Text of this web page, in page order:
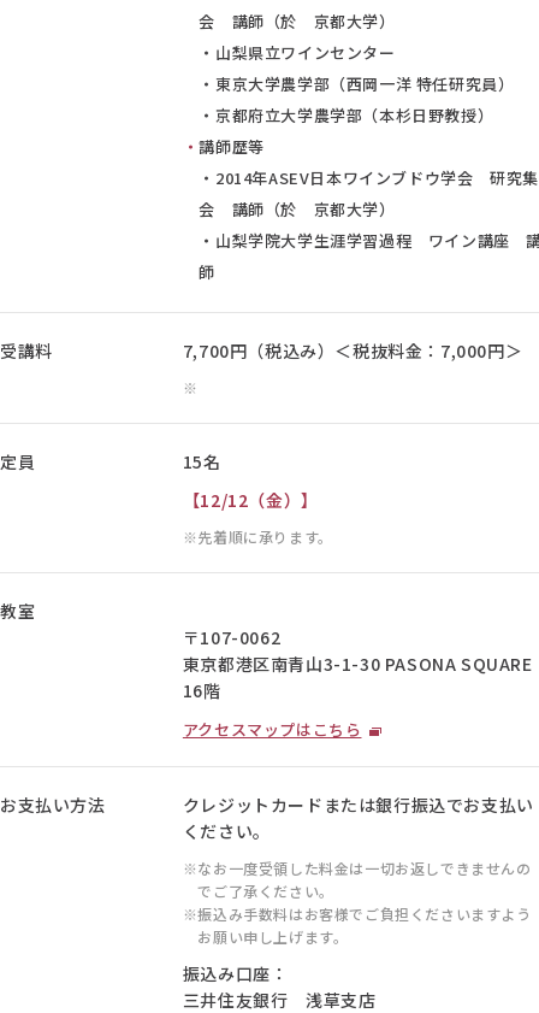
会 講師（於 京都大学）
・山梨県立ワインセンター
・東京大学農学部（西岡一洋 特任研究員）
・京都府立大学農学部（本杉日野教授）
講師歴等
・2014年ASEV日本ワインブドウ学会 研究集
会 講師（於 京都大学）
・山梨学院大学生涯学習過程 ワイン講座
師
受講料 7,700円（税込み）＜税抜料金：7,000円＞
定員
15名
【12/12（金）】
先着順に承ります。
教室
〒107-0062
東京都港区南青山3-1-30 PASONA SQUARE
16階
アクセスマップはこちら
お支払い方法
クレジットカードまたは銀行振込でお支払い
ください。
なお一度受領した料金は一切お返しできませんの
でご了承ください。
振込み手数料はお客様でご負担くださいますよう
お願い申し上げます。
振込み口座：
三井住友銀行 浅草支店